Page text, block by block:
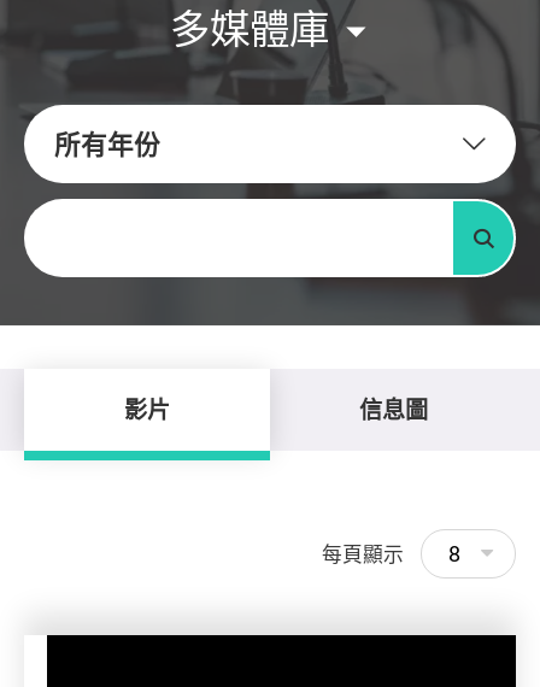
多媒體庫
所有年份
關鍵字
搜尋
影片 信息圖
每頁顯示 8